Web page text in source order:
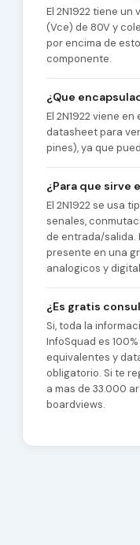
El 2N1922 tiene
(Vce) de 80V y
por encima de
componente.
¿Que
El 2N1922 viene
datasheet para
pines), ya que
¿Para que sirve
El 2N1922 se usa
senales,
de entrada/salida.
presente en una
analogicos y
¿Es gratis
Si, toda la
InfoSquad es
equivalentes y
obligatorio. Si te
a mas de 33.000
boardviews.